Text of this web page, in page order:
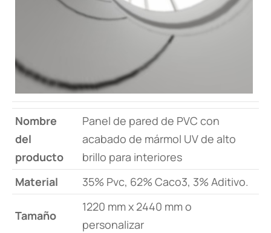
Nombre
del
producto
Panel de pared de PVC con
acabado de mármol UV de alto
brillo para interiores
Material
35% Pvc, 62% Caco3, 3% Aditivo.
Tamaño
1220 mm x 2440 mm o
personalizar